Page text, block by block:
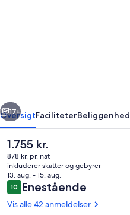
og
B-
oplevelse
det
nordøstlige
Næste
17+
OversigtFaciliteterBeliggenhed
Den
nuværende
pris
er
1.755 kr.
1.755 kr.
878 kr. pr. nat
inkluderer skatter og gebyrer
13. aug. - 15. aug.
Anmeldelser
1010 ud af 10.
Enestående
Vis alle 42 anmeldelser